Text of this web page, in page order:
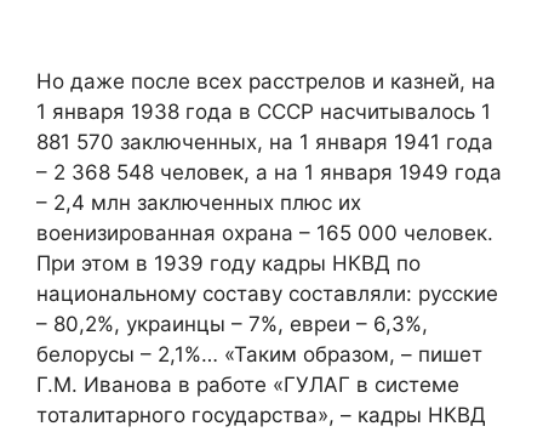
Но даже после всех расстрелов и казней, на
1 января 1938 года в СССР насчитывалось 1
881 570 заключенных, на 1 января 1941 года
– 2 368 548 человек, а на 1 января 1949 года
– 2,4 млн заключенных плюс их
военизированная охрана – 165 000 человек.
При этом в 1939 году кадры НКВД по
национальному составу составляли: русские
– 80,2%, украинцы – 7%, ев­реи – 6,3%,
белорусы – 2,1%… «Таким образом, – пишет
Г.М. Иванова в работе «ГУЛАГ в системе
тоталитарного государства», – кадры НКВД